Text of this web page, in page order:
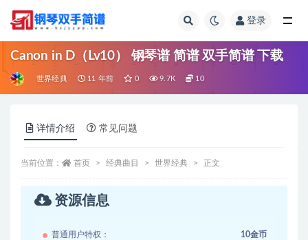
登录
Canon in D（Lv10） 钢琴谱 简谱 双手简谱 下载
世界经典 11 年前 0 9.7K 10
详情介绍 常见问题
当前位置： 首页 经典曲目 世界经典 正文
资源信息
普通用户特权： 10金币